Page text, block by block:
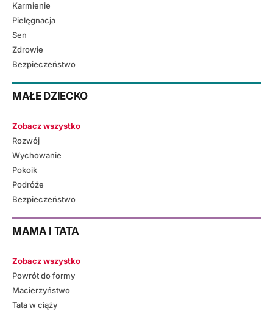
Karmienie
Pielęgnacja
Sen
Zdrowie
Bezpieczeństwo
MAŁE DZIECKO
Zobacz wszystko
Rozwój
Wychowanie
Pokoik
Podróże
Bezpieczeństwo
MAMA I TATA
Zobacz wszystko
Powrót do formy
Macierzyństwo
Tata w ciąży